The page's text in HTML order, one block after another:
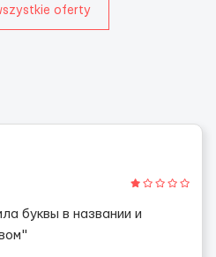
oferty
буквы в названии и